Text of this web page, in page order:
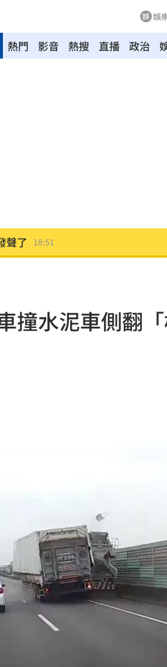
娛
熱門 影音 熱搜 直播 政治
關鍵 19:12
聲了 18:51
補助
盟國 18:48
2028
會
放閃
18元 18:26
腸 18:25
撞水泥車側翻